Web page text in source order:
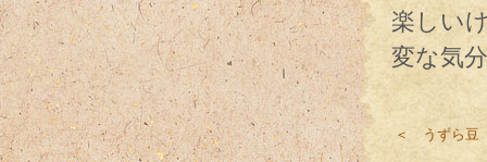
楽しい
変な気
＜ うずら豆